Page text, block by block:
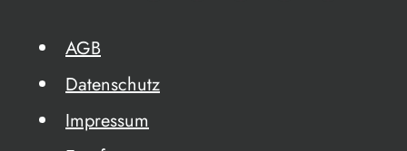
AGB
Datenschutz
Impressum